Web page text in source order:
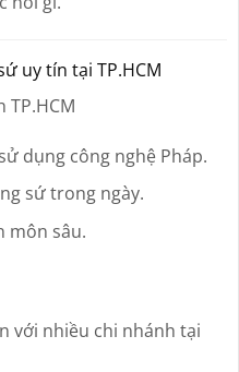
uy tín tại TP.HCM
TP.HCM
dụng công nghệ Pháp.
sứ trong ngày.
môn sâu.
với nhiều chi nhánh tại